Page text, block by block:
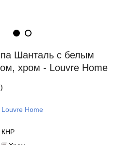
Шанталь с белым
хром - Louvre Home
Louvre Home
КНР